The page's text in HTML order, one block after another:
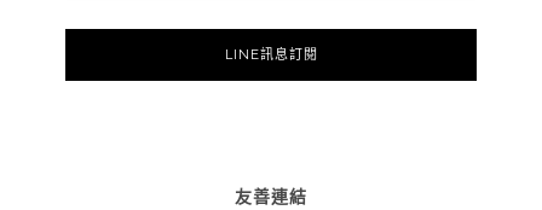
LINE訊息訂閱
友善連結